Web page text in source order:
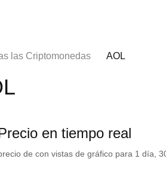
las Criptomonedas AOL
en tiempo real
de con vistas de gráfico para 1 día,